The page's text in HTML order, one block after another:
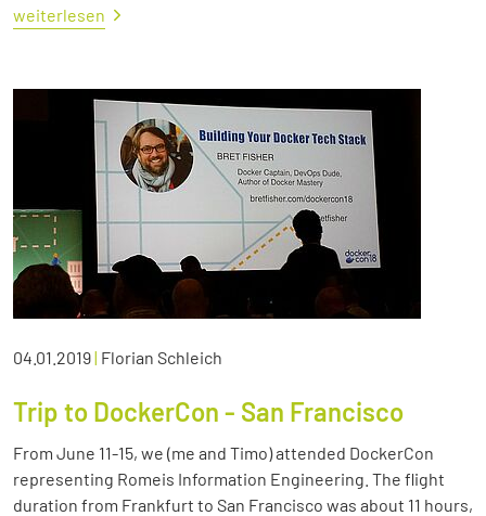
weiterlesen
04.01.2019| Florian Schleich
Trip to DockerCon - San Francisco
From June 11-15, we (me and Timo) attended DockerCon
representing Romeis Information Engineering. The flight
duration from Frankfurt to San Francisco was about 11 hours,